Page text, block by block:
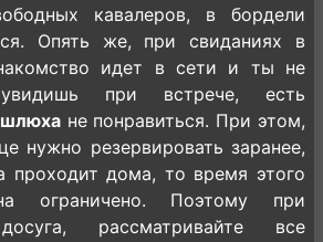
кавалеров, в бордели
Опять же, при свиданиях в
идет в сети и ты не
при встрече, есть
шлюхане понравиться. При этом,
нужно резервировать заранее,
проходит дома, то время этого
ограничено. Поэтому при
рассматривайте все